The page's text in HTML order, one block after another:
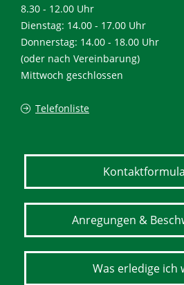
8.30 - 12.00 Uhr
Dienstag: 14.00 - 17.00 Uhr
Donnerstag: 14.00 - 18.00 Uhr
(oder nach Vereinbarung)
Mittwoch geschlossen
Telefonliste
Anregungen &
Was erledige ich